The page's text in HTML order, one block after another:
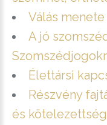
Válás menete
A jó
Élettársi
Részvény
és